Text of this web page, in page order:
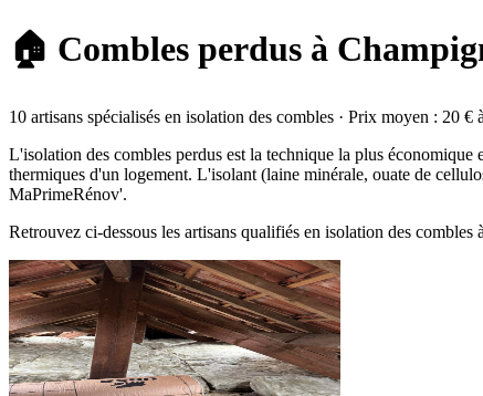
🏠 Combles perdus à
10 artisans spécialisés en isolation des combles · Prix moyen : 20 €
L'isolation des combles perdus est la technique la plus
thermiques d'un logement. L'isolant (laine minérale, ouate de
MaPrimeRénov'.
Retrouvez ci-dessous les artisans qualifiés en isolation des